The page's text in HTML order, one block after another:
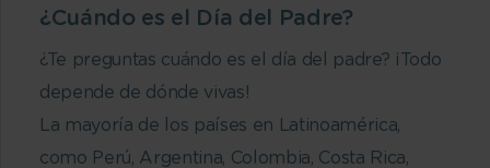
¿Cuándo es el Día del Padre?
¿Te preguntas cuándo es el día del padre? ¡Todo
depende de dónde vivas!
La mayoría de los países en Latinoamérica,
como Perú, Argentina, Colombia, Costa Rica,